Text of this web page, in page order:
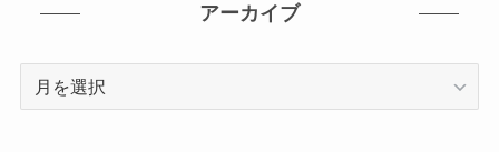
アーカイブ